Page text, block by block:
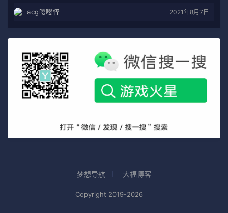
acg嘤嘤怪 2021年8月7日
梦想导航 大福博客
Copyright 2019-2026